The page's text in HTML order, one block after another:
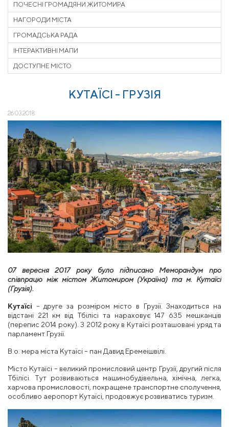
КУТАЇСІ - ГРУЗІЯ
26.03.2018
07 вересня 2017 року було підписано Меморандум про
співпрацю між містом Житомиром (Україна) та м. Кутаїсі
(Грузія).
Кутаїсі – друге за розміром місто в Грузії. Знаходиться на
відстані 221 км від Тбілісі та нараховує 147 635 мешканців
(перепис 2014 року). З 2012 року в Кутаїсі розташовані уряд та
парламент Грузії.
В.о. мера міста Кутаїсі – пан Давид Еремеішвілі.
Місто Кутаїсі – великий промисловий центр Грузії, другий після
Тбілісі. Тут розвиваються машинобудівельна, хімічна, легка,
харчова промисловості, покращене транспортне сполучення,
особливо аеропорт Кутаїсі, продовжує розвиватись туризм.
ПОЧЕСНІ ГРОМАДЯНИ ЖИТОМИРА
НАГОРОДИ МІСТА
ГРОМАДСЬКА РАДА
ІНТЕРАКТИВНІ МАПИ
ДОСТУПНЕ МІСТО